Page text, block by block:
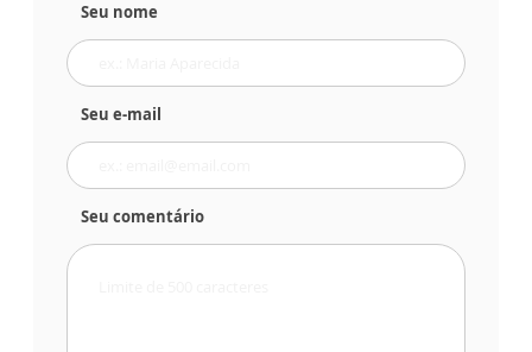
Seu nome
Seu e-mail
Seu comentário